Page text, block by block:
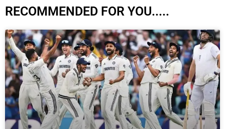
RECOMMENDED FOR YOU.....